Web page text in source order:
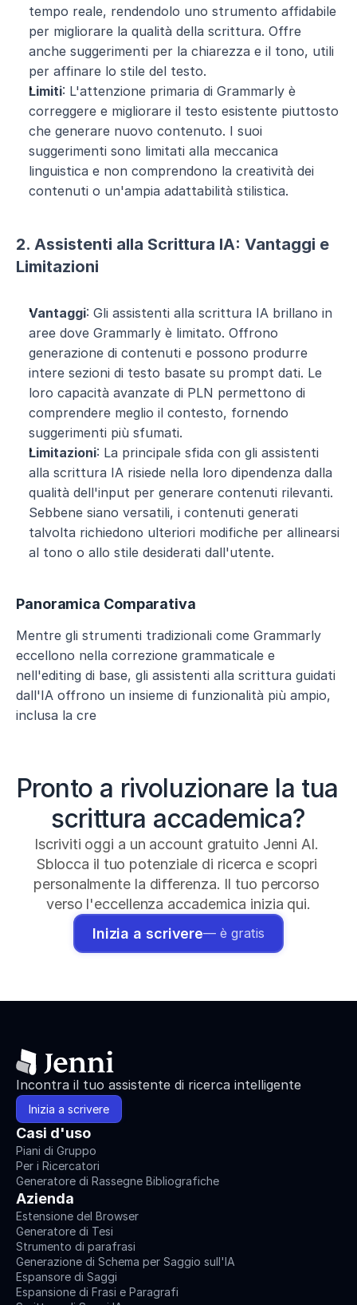
tempo reale, rendendolo uno strumento affidabile
per migliorare la qualità della scrittura. Offre
anche suggerimenti per la chiarezza e il tono, utili
per affinare lo stile del testo.
Limiti: L'attenzione primaria di Grammarly è
correggere e migliorare il testo esistente piuttosto
che generare nuovo contenuto. I suoi
suggerimenti sono limitati alla meccanica
linguistica e non comprendono la creatività dei
contenuti o un'ampia adattabilità stilistica.
2. Assistenti alla Scrittura IA: Vantaggi e
Limitazioni
Vantaggi: Gli assistenti alla scrittura IA brillano in
aree dove Grammarly è limitato. Offrono
generazione di contenuti e possono produrre
intere sezioni di testo basate su prompt dati. Le
loro capacità avanzate di PLN permettono di
comprendere meglio il contesto, fornendo
suggerimenti più sfumati.
Limitazioni: La principale sfida con gli assistenti
alla scrittura IA risiede nella loro dipendenza dalla
qualità dell'input per generare contenuti rilevanti.
Sebbene siano versatili, i contenuti generati
talvolta richiedono ulteriori modifiche per allinearsi
al tono o allo stile desiderati dall'utente.
Panoramica Comparativa
Mentre gli strumenti tradizionali come Grammarly
eccellono nella correzione grammaticale e
nell'editing di base, gli assistenti alla scrittura guidati
dall'IA offrono un insieme di funzionalità più ampio,
inclusa la cre
Pronto a rivoluzionare la tua
scrittura accademica?
Iscriviti oggi a un account gratuito Jenni AI.
Sblocca il tuo potenziale di ricerca e scopri
personalmente la differenza. Il tuo percorso
verso l'eccellenza accademica inizia qui.
Inizia a scrivere— è gratis
Incontra il tuo assistente di ricerca intelligente
Inizia a scrivere
Casi d'uso
Piani di Gruppo
Per i Ricercatori
Generatore di Rassegne Bibliografiche
Azienda
Estensione del Browser
Generatore di Tesi
Strumento di parafrasi
Generazione di Schema per Saggio sull'IA
Espansore di Saggi
Espansione di Frasi e Paragrafi